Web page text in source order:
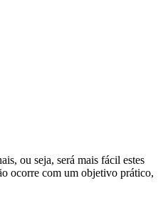
ou seja, será mais fácil estes
ocorre com um objetivo prático,